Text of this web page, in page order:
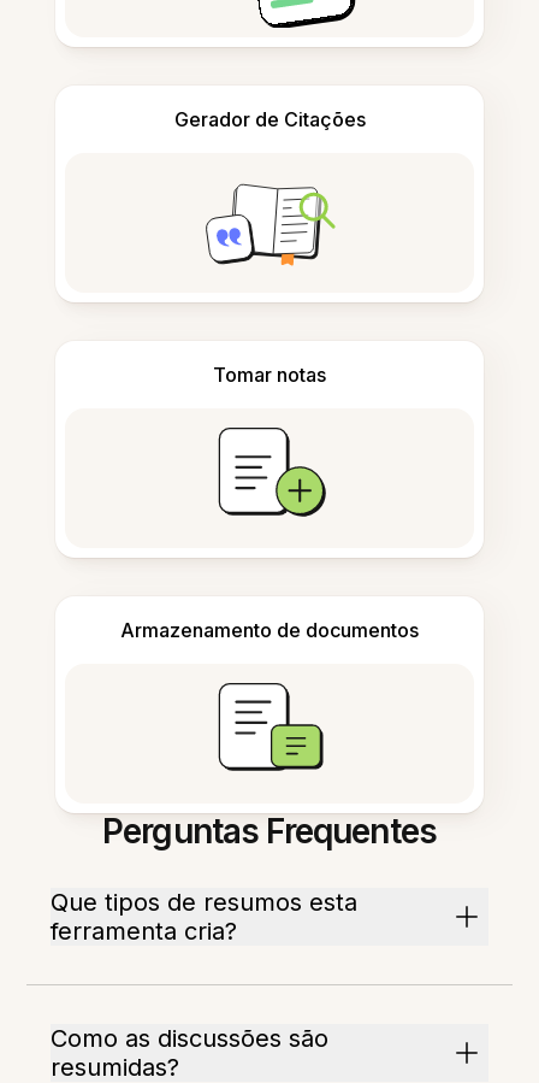
Gerador de Citações
Tomar notas
Armazenamento de documentos
Perguntas Frequentes
Que tipos de resumos esta
ferramenta cria?
Como as discussões são
resumidas?